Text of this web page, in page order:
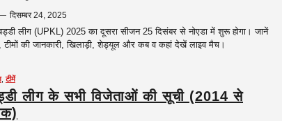
दिसम्बर 24, 2025
लीग (UPKL) 2025 का दूसरा सीजन 25 दिसंबर से नोएडा में शुरू होगा। जानें
टीमों की जानकारी, खिलाड़ी, शेड्यूल और कब व कहां देखें लाइव मैच।
,टीमें
लीग के सभी विजेताओं की सूची (2014 से